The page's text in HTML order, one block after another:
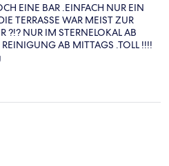
EINE BAR .EINFACH NUR EIN
TERRASSE WAR MEIST ZUR
?!? NUR IM STERNELOKAL AB
AB MITTAGS .TOLL !!!!